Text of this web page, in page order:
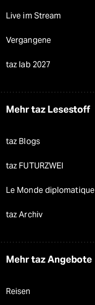
Live im Stream
Vergangene
taz lab 2027
Mehr taz Lesestoff
taz Blogs
taz FUTURZWEI
Le Monde diplomatique
taz Archiv
Mehr taz Angebote
Reisen